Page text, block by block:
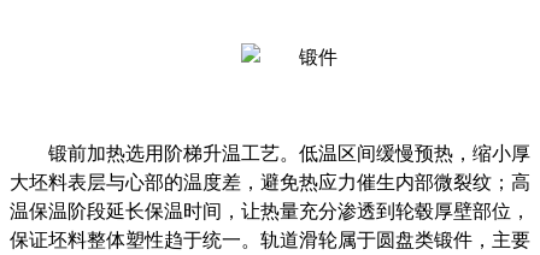
锻前加热选用阶梯升温工艺。低温区间缓慢预热，缩小厚
大坯料表层与心部的温度差，避免热应力催生内部微裂纹；高
温保温阶段延长保温时间，让热量充分渗透到轮毂厚壁部位，
保证坯料整体塑性趋于统一。轨道滑轮属于圆盘类锻件，主要